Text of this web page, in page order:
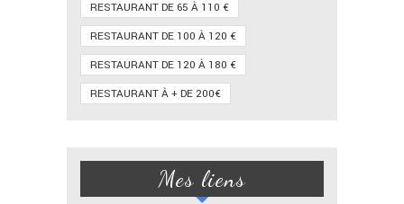
RESTAURANT DE 65 À 110 €
RESTAURANT DE 100 À 120 €
RESTAURANT DE 120 À 180 €
RESTAURANT À + DE 200€
Mes liens